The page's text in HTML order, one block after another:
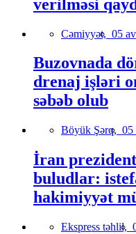
verilməsi
Cəmiyyət, 05
Buzovnada
drenaj işləri
səbəb olub
Böyük Şərq, 05
İran
buludlar:
hakimiyyət
Ekspress təhlil,